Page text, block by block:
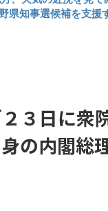
県知事選候補を支
３日に衆
の内閣総